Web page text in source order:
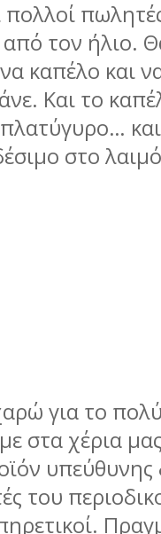
τον ήλιο.
καπέλο και
Και το
στο
για το
στα χέρια
υπεύθυνης
του